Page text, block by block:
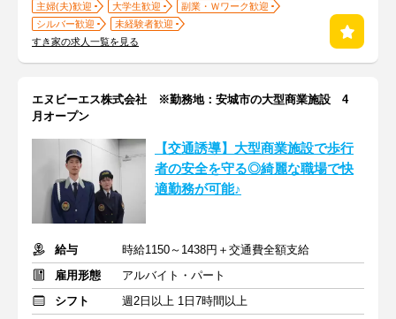
主婦(夫)歓迎 大学生歓迎
副業・Ｗワーク歓迎
シルバー歓迎
未経験者歓迎
すき家の求人一覧を見る
エヌビーエス株式会社 ※勤務地：安城市の大型商業施設 4
月オープン
【交通誘導】大型商業施設で歩行
者の安全を守る◎綺麗な職場で快
適勤務が可能♪
給与
時給1150～1438円＋交通費全額支給
雇用形態
アルバイト・パート
シフト
週2日以上 1日7時間以上